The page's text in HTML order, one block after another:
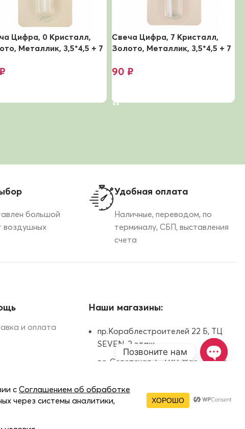
Цифра, 0 Кристалл,
Металлик, 3,5*4,5 + 7
₽
Свеча Цифра, 7 Кристалл,
Золото, Металлик, 3,5*4,5 + 7
90 ₽
большой
воздушных
Удобная оплата
Наличные, переводом, по
терминалу, СБП, выставления
счета
и оплата
Наши магазины:
пр.Кораблестроителей 22 Б, ТЦ
SEVEN, 2 этаж
пл. Советская, 5, ТРЦ Жар-Птица,
Казанское шоссе, 11, ТРК Индиго
Life, 3 этаж
Позвоните нам